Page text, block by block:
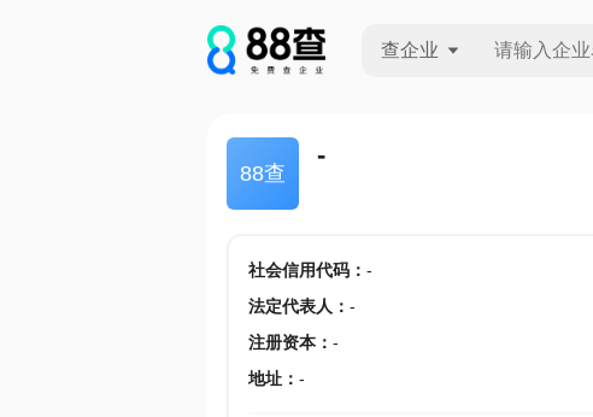
查企业
88查
-
社会信用代码： -
法定代表人 ： -
注册资本： -
地址： -